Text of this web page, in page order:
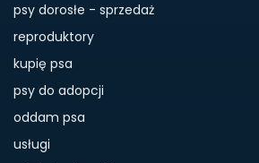
psy dorosłe - sprzedaż
reproduktory
kupię psa
psy do adopcji
oddam psa
usługi